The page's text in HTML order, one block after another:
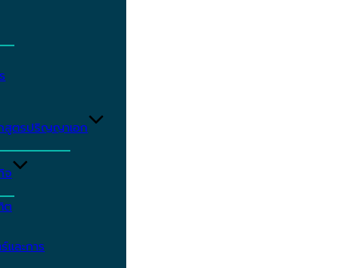
สูตรปริญญาเอก
จ
ต
ละการ